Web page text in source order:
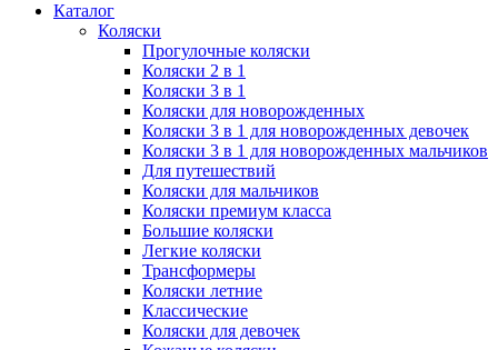
Каталог
Коляски
Прогулочные коляски
Коляски 2 в 1
Коляски 3 в 1
Коляски для новорожденных
Коляски 3 в 1 для новорожденных девочек
Коляски 3 в 1 для новорожденных мальчиков
Для путешествий
Коляски для мальчиков
Коляски премиум класса
Большие коляски
Легкие коляски
Трансформеры
Коляски летние
Классические
Коляски для девочек